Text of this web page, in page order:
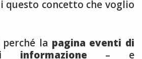
questo concetto che voglio
perché la pagina eventi di
– e